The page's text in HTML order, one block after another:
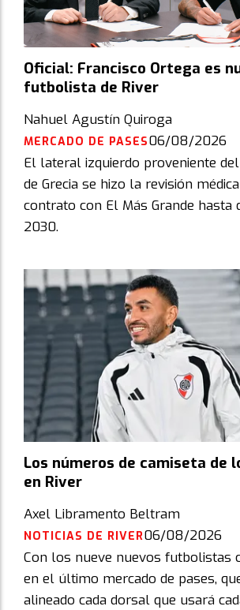
Oficial: Francisco Ortega es
futbolista de River
Nahuel Agustín Quiroga
MERCADO DE PASES06/08/2026
El lateral izquierdo proveniente
de Grecia se hizo la revisión
contrato con El Más Grande hasta
2030.
Los números de camiseta de
en River
Axel Libramento Beltram
NOTICIAS DE RIVER06/08/2026
Con los nueve nuevos futbolistas
en el último mercado de pases,
alineado cada dorsal que usará